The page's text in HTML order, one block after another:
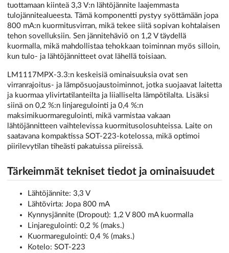
tuottamaan kiinteä 3,3 V:n lähtöjännite laajemmasta
tulojännitealueesta. Tämä komponentti pystyy syöttämään jopa
800 mA:n kuormitusvirran, mikä tekee siitä sopivan kohtalaisen
tehon sovelluksiin. Sen jännitehäviö on 1,2 V täydellä
kuormalla, mikä mahdollistaa tehokkaan toiminnan myös silloin,
kun tulo- ja lähtöjännitteet ovat lähellä toisiaan.
LM1117MPX-3.3:n keskeisiä ominaisuuksia ovat sen
virranrajoitus- ja lämpösuojaustoiminnot, jotka suojaavat laitetta
ja kuormaa ylivirtatilanteilta ja liialliselta lämpötilalta. Lisäksi
siinä on 0,2 %:n linjaregulointi ja 0,4 %:n
maksimikuormaregulointi, mikä varmistaa vakaan
lähtöjännitteen vaihtelevissa kuormitusolosuhteissa. Laite on
saatavana kompaktissa SOT-223-kotelossa, mikä optimoi
piirilevytilan tiheästi pakatuissa piireissä.
Tärkeimmät tekniset tiedot ja ominaisuudet
Lähtöjännite: 3,3 V
Lähtövirta: Jopa 800 mA
Kynnysjännite (Dropout): 1,2 V 800 mA kuormalla
Linjaregulointi: 0,2 % (maks.)
Kuormaregulointi: 0,4 % (maks.)
Kotelo: SOT-223